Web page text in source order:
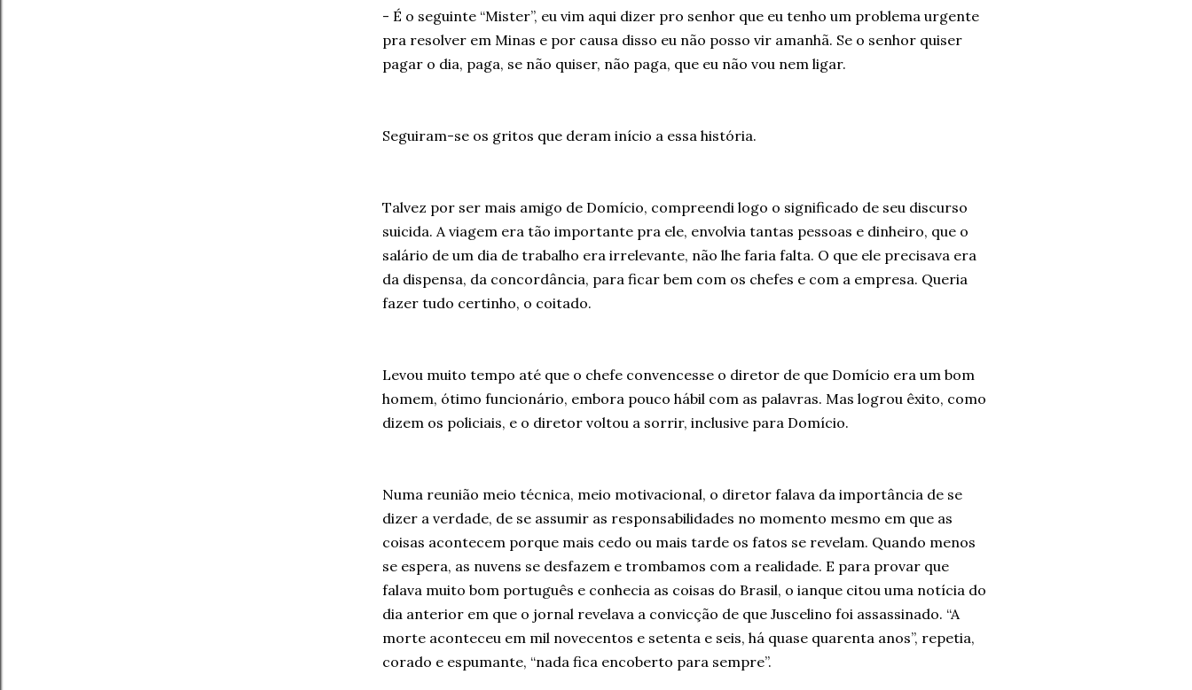
- É o seguinte “Mister”, eu vim aqui dizer pro senhor que eu tenho um problema urgente
pra resolver em Minas e por causa disso eu não posso vir amanhã. Se o senhor quiser
pagar o dia, paga, se não quiser, não paga, que eu não vou nem ligar.
Seguiram-se os gritos que deram início a essa história.
Talvez por ser mais amigo de Domício, compreendi logo o significado de seu discurso
suicida. A viagem era tão importante pra ele, envolvia tantas pessoas e dinheiro, que o
salário de um dia de trabalho era irrelevante, não lhe faria falta. O que ele precisava era
da dispensa, da concordância, para ficar bem com os chefes e com a empresa. Queria
fazer tudo certinho, o coitado.
Levou muito tempo até que o chefe convencesse o diretor de que Domício era um bom
homem, ótimo funcionário, embora pouco hábil com as palavras. Mas logrou êxito, como
dizem os policiais, e o diretor voltou a sorrir, inclusive para Domício.
Numa reunião meio técnica, meio motivacional, o diretor falava da importância de se
dizer a verdade, de se assumir as responsabilidades no momento mesmo em que as
coisas acontecem porque mais cedo ou mais tarde os fatos se revelam. Quando menos
se espera, as nuvens se desfazem e trombamos com a realidade. E para provar que
falava muito bom português e conhecia as coisas do Brasil, o ianque citou uma notícia do
dia anterior em que o jornal revelava a convicção de que Juscelino foi assassinado. “A
morte aconteceu em mil novecentos e setenta e seis, há quase quarenta anos”, repetia,
corado e espumante, “nada fica encoberto para sempre”.